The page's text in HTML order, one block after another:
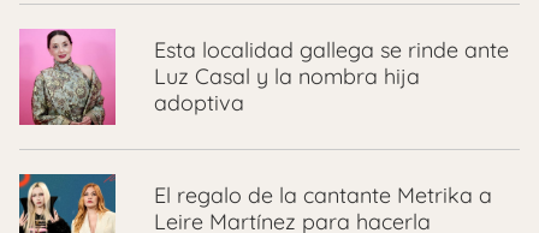
Esta localidad gallega se rinde ante
Luz Casal y la nombra hija
adoptiva
El regalo de la cantante Metrika a
Leire Martínez para hacerla